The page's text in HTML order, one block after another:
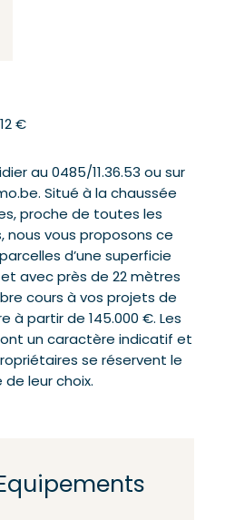
12 €
au 0485/11.36.53 ou sur
Situé à la chaussée
proche de toutes les
vous proposons ce
d’une superficie
avec près de 22 mètres
cours à vos projets de
à partir de 145.000 €. Les
un caractère indicatif et
se réservent le
de leur choix.